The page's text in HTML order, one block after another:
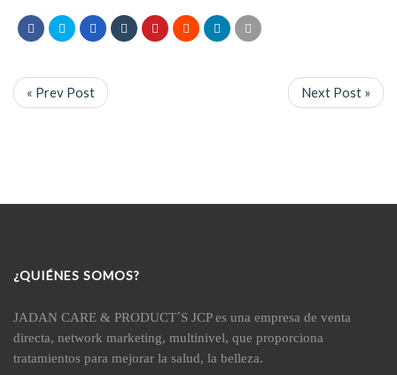
« Prev Post Next Post »
¿QUIÉNES SOMOS?
JADAN CARE & PRODUCT´S JCP es una empresa de venta
directa, network marketing, multinivel, que proporciona
tratamientos para mejorar la salud, la belleza.